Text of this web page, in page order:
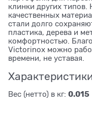
клинки других
качественных
стали долго
пластика, дерева и
комфортностью.
Victorinox можно
времени, не уставая.
Вес (нетто) в кг: 0.015